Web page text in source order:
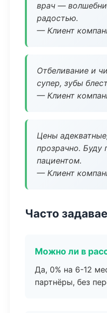
врач —
радостью.
— Клиент
Отбеливание и
супер, зубы
— Клиент
Цены
прозрачно. Буду
пациентом.
— Клиент
Часто
Можно ли в
Да, 0% на 6-12
партнёры, без